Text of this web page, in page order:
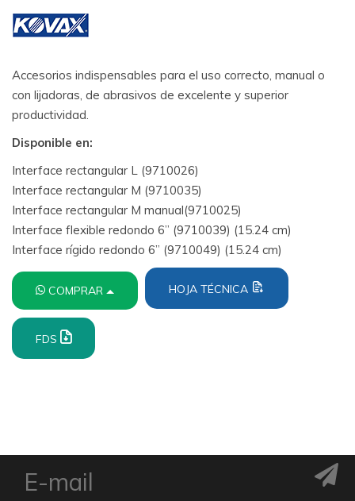
Accesorios indispensables para el uso correcto, manual o
con lijadoras, de abrasivos de excelente y superior
productividad.
Disponible en:
Interface rectangular L (9710026)
Interface rectangular M (9710035)
Interface rectangular M manual(9710025)
Interface flexible redondo 6” (9710039) (15.24 cm)
Interface rígido redondo 6” (9710049) (15.24 cm)
COMPRAR HOJA TÉCNICA
FDS